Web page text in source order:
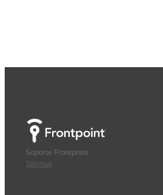
Soporte Frontpoint
Sitemap